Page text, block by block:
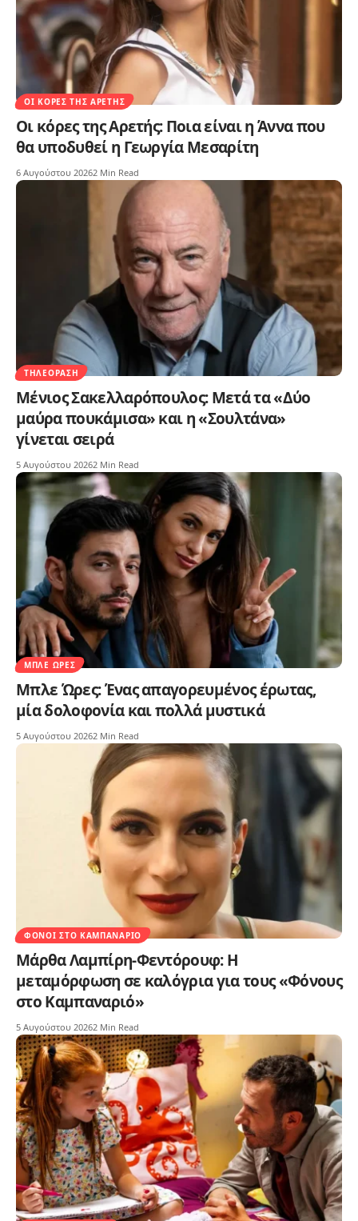
ΟΙ ΚΌΡΕΣ ΤΗΣ ΑΡΕΤΉΣ
Οι κόρες της Αρετής: Ποια είναι η Άννα που
θα υποδυθεί η Γεωργία Μεσαρίτη
6 Αυγούστου 20262 Min Read
ΤΗΛΕΌΡΑΣΗ
Μένιος Σακελλαρόπουλος: Μετά τα «Δύο
μαύρα πουκάμισα» και η «Σουλτάνα»
γίνεται σειρά
5 Αυγούστου 20262 Min Read
ΜΠΛΕ ΏΡΕΣ
Μπλε Ώρες: Ένας απαγορευμένος έρωτας,
μία δολοφονία και πολλά μυστικά
5 Αυγούστου 20262 Min Read
ΦΌΝΟΙ ΣΤΟ ΚΑΜΠΑΝΑΡΙΌ
Μάρθα Λαμπίρη-Φεντόρουφ: Η
μεταμόρφωση σε καλόγρια για τους «Φόνους
στο Καμπαναριό»
5 Αυγούστου 20262 Min Read